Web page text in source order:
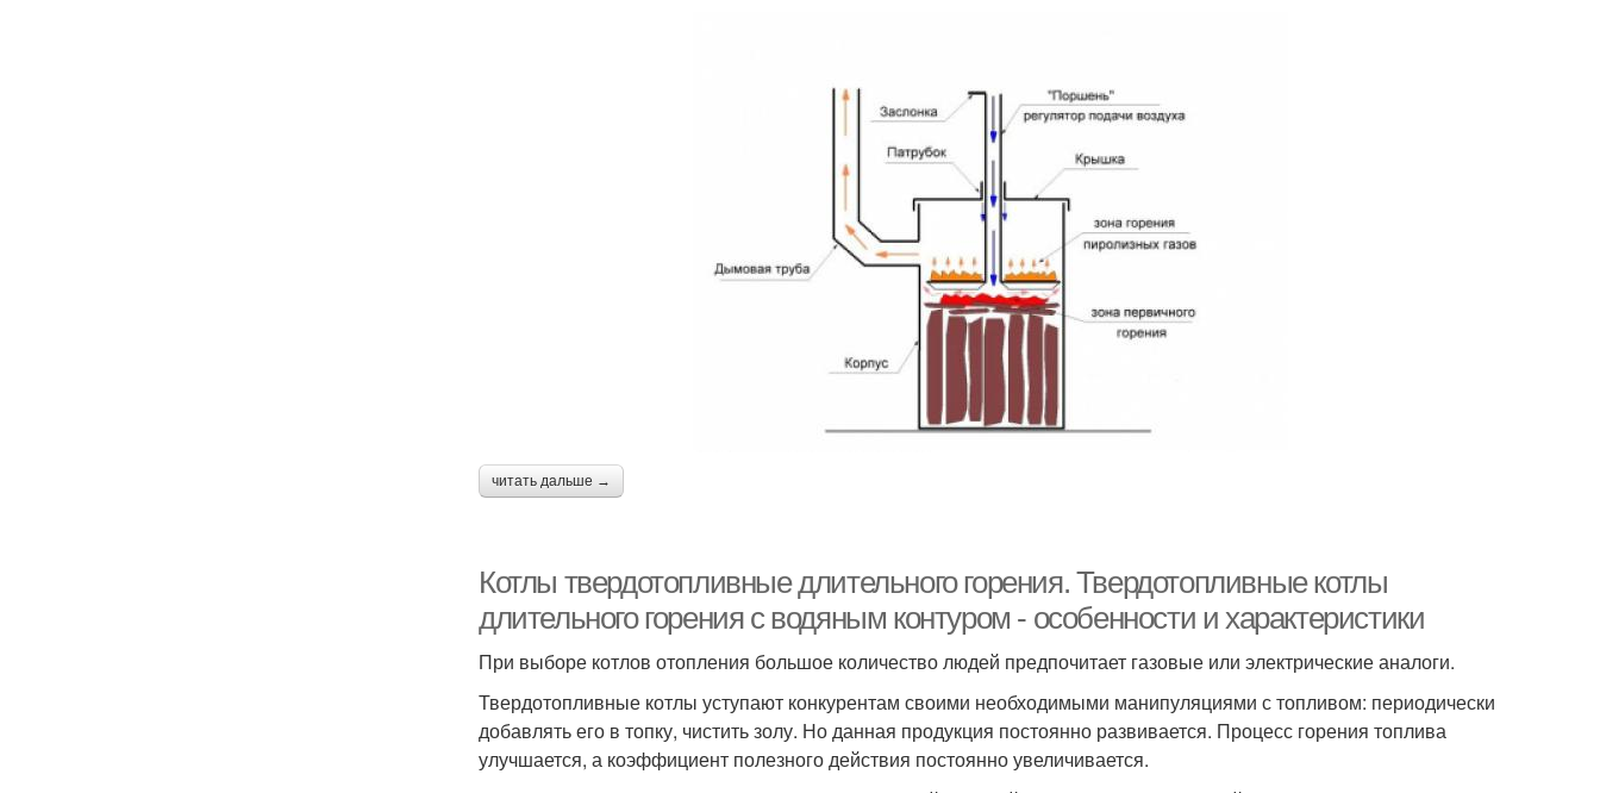
читать дальше →
Котлы твердотопливные длительного горения. Твердотопливные котлы
длительного горения с водяным контуром - особенности и характеристики
При выборе котлов отопления большое количество людей предпочитает газовые или электрические аналоги.
Твердотопливные котлы уступают конкурентам своими необходимыми манипуляциями с топливом: периодически
добавлять его в топку, чистить золу. Но данная продукция постоянно развивается. Процесс горения топлива
улучшается, а коэффициент полезного действия постоянно увеличивается.